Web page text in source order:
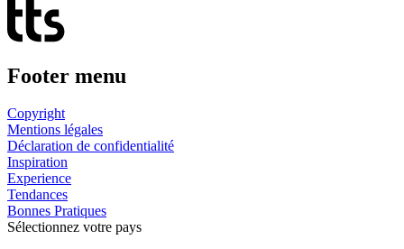
Footer menu
Copyright
Mentions légales
Déclaration de confidentialité
Inspiration
Experience
Tendances
Bonnes Pratiques
Sélectionnez votre pays